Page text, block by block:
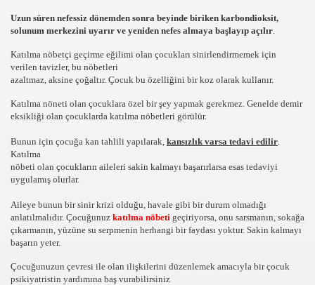
Uzun süren nefessiz dönemden sonra beyinde biriken karbondioksit,
solunum merkezini uyarır ve yeniden nefes almaya başlayıp açılır
Katılma nöbetçi geçirme eğilimi olan çocukları sinirlendirmemek için
verilen tavizler, bu nöbetleri
azaltmaz, aksine çoğaltır. Çocuk bu özelliğini bir koz olarak kullanır.
Katılma nöneti olan çocuklara özel bir şey yapmak gerekmez. Genelde demir
eksikliği olan çocuklarda katılma nöbetleri görülür.
Bunun için çocuğa kan tahlili yapılarak, kansızlık varsa tedavi edilir
Katılma
nöbeti olan çocukların aileleri sakin kalmayı başarırlarsa esas tedaviyi
uygulamış olurlar.
Aileye bunun bir sinir krizi olduğu, havale gibi bir durum olmadığı
anlatılmalıdır. Çocuğunuz katılma nöbeti geçiriyorsa, onu sarsmanın, sokağa
çıkarmanın, yüzüne su serpmenin herhangi bir faydası yoktur. Sakin kalmayı
başarın yeter.
Çocuğunuzun çevresi ile olan ilişkilerini düzenlemek amacıyla bir çocuk
psikiyatristin yardımına baş vurabilirsiniz
KOLAY,PRATİK,TARİFİ,NE PİŞİRSEM DİYENLER